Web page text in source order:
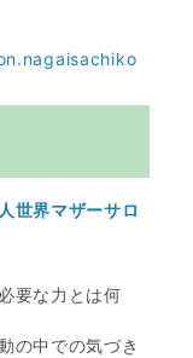
世界マザーサロ
要な力とは何
の中での気づき